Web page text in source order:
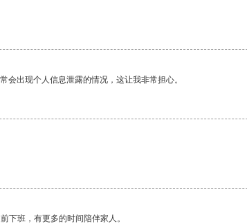
出现个人信息泄露的情况，这让我非常担心。
下班，有更多的时间陪伴家人。